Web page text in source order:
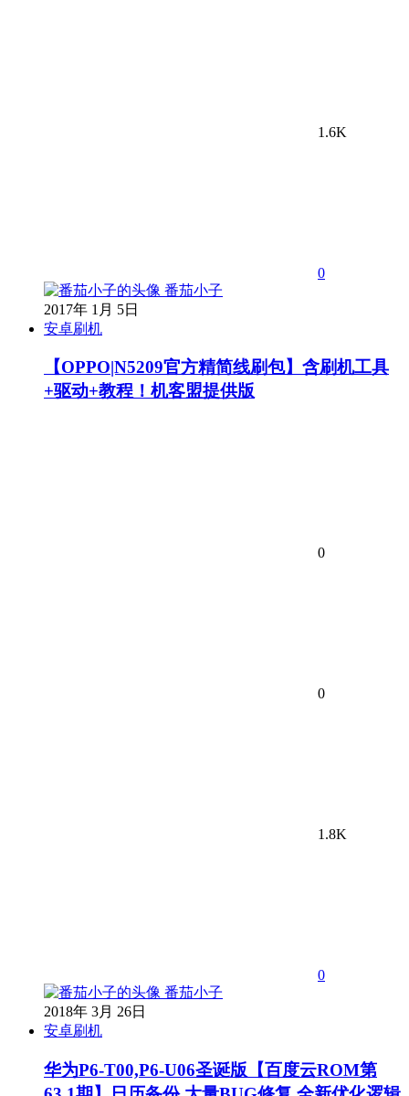
1.6K
0
番茄小子
2017年 1月 5日
安卓刷机
【OPPO|N5209官方精简线刷包】含刷机工具
+驱动+教程！机客盟提供版
0
0
1.8K
0
番茄小子
2018年 3月 26日
安卓刷机
华为P6-T00,P6-U06圣诞版【百度云ROM第